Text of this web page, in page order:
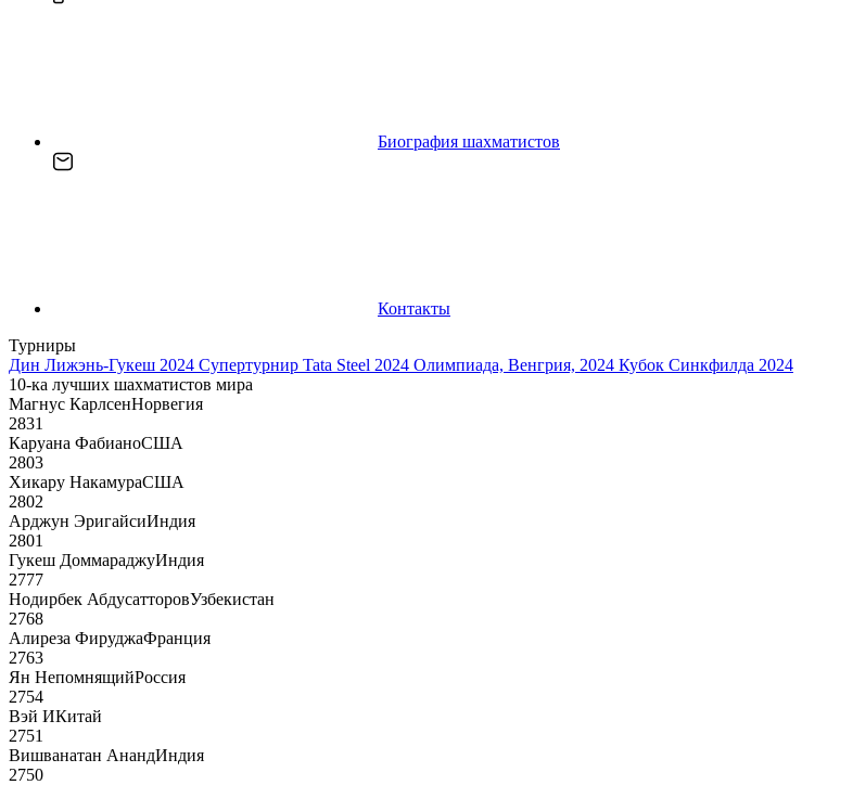
Биография шахматистов
Контакты
Турниры
Дин Лижэнь-Гукеш 2024 Супертурнир Tata Steel 2024 Олимпиада, Венгрия, 2024 Кубок Синкфилда 2024
10-ка лучших шахматистов мира
Магнус КарлсенНорвегия
2831
Каруана ФабианоСША
2803
Хикару НакамураСША
2802
Арджун ЭригайсиИндия
2801
Гукеш ДоммараджуИндия
2777
Нодирбек АбдусатторовУзбекистан
2768
Алиреза ФируджаФранция
2763
Ян НепомнящийРоссия
2754
Вэй ИКитай
2751
Вишванатан АнандИндия
2750